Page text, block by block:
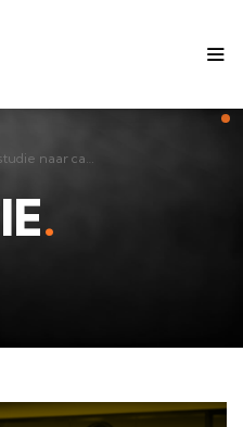
Van studie naar carrière: Hoe zelfontwikkeling je voorbereidt op de toekomst
.